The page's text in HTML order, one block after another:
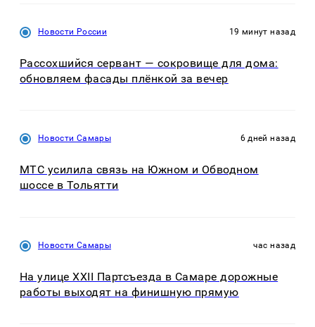
Новости России 19 минут назад
Рассохшийся сервант — сокровище для дома:
обновляем фасады плёнкой за вечер
Новости Самары 6 дней назад
МТС усилила связь на Южном и Обводном
шоссе в Тольятти
Новости Самары час назад
На улице XXII Партсъезда в Самаре дорожные
работы выходят на финишную прямую